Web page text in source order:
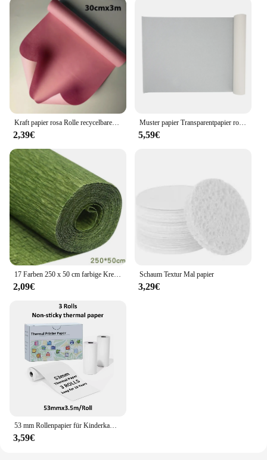
2,39€
Muster papier Transparentpapier rolle weißes hoch transparentes Muster papier zum Nähen von Schneiderei-Skizzen zeichnung
5,59€
2,09€
Schaum Textur Mal papier
3,29€
53 mm Rollenpapier für Kinderkameras, Mini-Thermodruckerpapier, mehrfarbiges Fotodrucker-Etikettenpapier, für M02/T02
3,59€